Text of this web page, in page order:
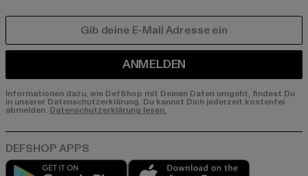
ANMELDEN
Informationen dazu, wie DefShop mit Deinen Daten umgeht, findest Du
in unserer Datenschutzerklärung. Du kannst Dich jederzeit kostenfei
abmelden. Datenschutzerklärung lesen.
Play market